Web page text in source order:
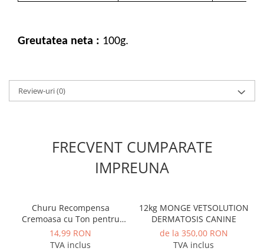
Greutatea neta : 100g.
Review-uri(0)
FRECVENT CUMPARATE
IMPREUNA
Churu Recompensa
Cremoasa cu Ton pentru
Pisici Senior
14,99 RON
TVA inclus
12kg MONGE VETSOLUTION
DERMATOSIS CANINE
de la 350,00 RON
TVA inclus